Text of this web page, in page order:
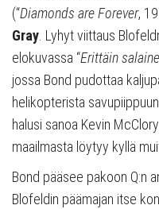
(“Diamonds are Forever,
Gray . Lyhyt viittaus
elokuvassa “Erittäin
jossa Bond pudottaa
helikopterista
halusi sanoa Kevin
maailmasta löytyy kyllä
Bond pääsee pakoon Q:n
Blofeldin päämajan itse